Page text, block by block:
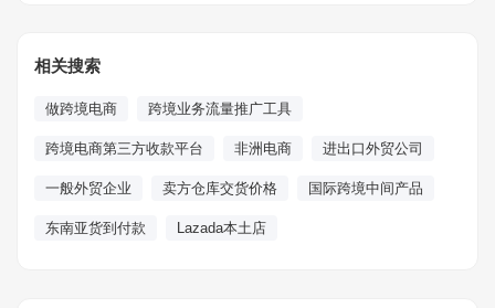
相关搜索
做跨境电商 跨境业务流量推广工具
跨境电商第三方收款平台 非洲电商 进出口外贸公司
一般外贸企业 卖方仓库交货价格 国际跨境中间产品
东南亚货到付款 Lazada本土店